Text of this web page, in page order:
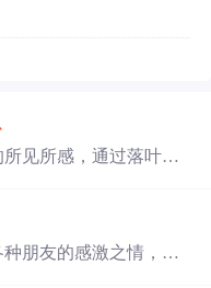
见所感，通过落叶的
朋友的感激之情，无